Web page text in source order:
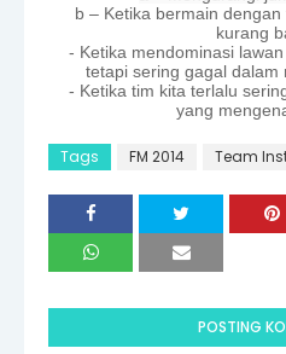
b – Ketika bermain
kurang
- Ketika mendominasi
tetapi sering gagal dalam
- Ketika tim kita terlalu
yang
Tags FM 2014 Team
POSTING